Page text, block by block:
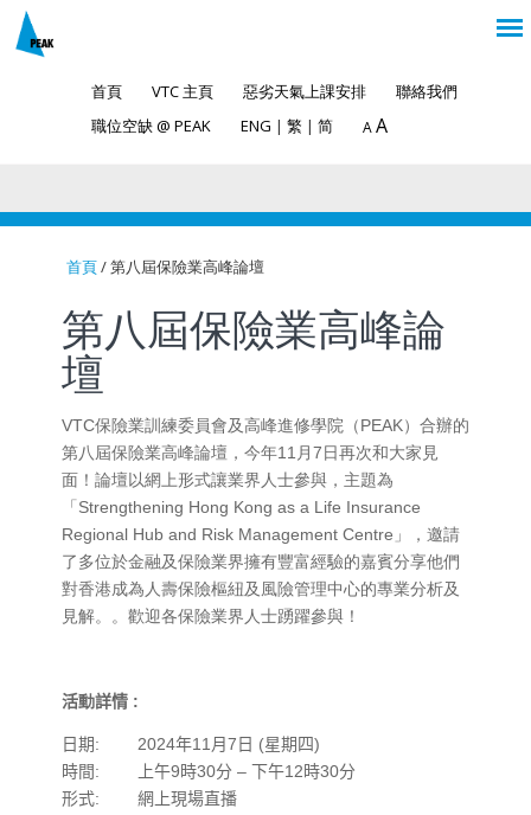
首頁 VTC 主頁 惡劣天氣上課安排
聯絡我們
職位空缺 @ PEAK
ENG | 繁 | 简 A A
You are here
首頁/ 第八屆保險業高峰論壇
第八屆保險業高峰論
壇
VTC保險業訓練委員會及高峰進修學院（PEAK）合辦的
第八屆保險業高峰論壇，今年11月7日再次和大家見
面！論壇以網上形式讓業界人士參與，主題為
「Strengthening Hong Kong as a Life Insurance
Regional Hub and Risk Management Centre」，邀請
了多位於金融及保險業界擁有豐富經驗的嘉賓分享他們
對香港成為人壽保險樞紐及風險管理中心的專業分析及
見解。。歡迎各保險業界人士踴躍參與！
活動詳情:
日期: 2024年11月7日 (星期四)
時間: 上午9時30分 – 下午12時30分
形式: 網上現場直播